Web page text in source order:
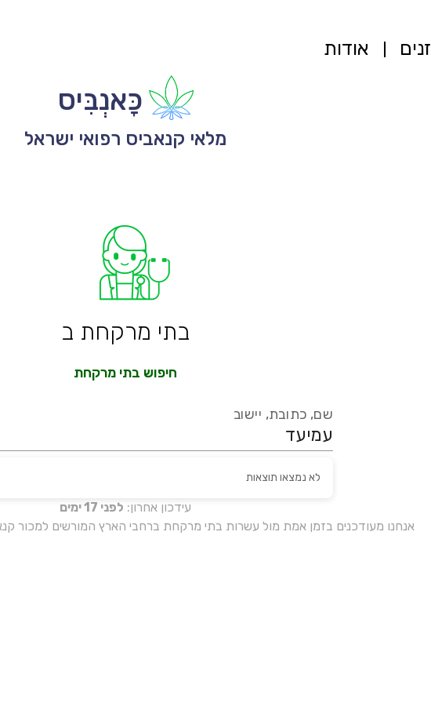
זנים אודות
כָּאנְבִּיס
מלאי קנאביס רפואי ישראל
בתי מרקחת ב
חיפוש בתי מרקחת
שם, כתובת, יישוב
עידכון אחרון: לפני 17 ימים
אנחנו מעודכנים בזמן אמת מול עשרות בתי מרקחת ברחבי הארץ המורשים למכור
לא נמצאו תוצאות